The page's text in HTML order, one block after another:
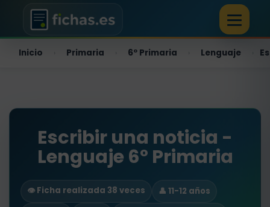
Inicio Primaria 6º Primaria Lenguaje
Escribir una noticia -
Lenguaje 6º Primaria
👁️ Ficha realizada 38 veces
👤 11-12 años